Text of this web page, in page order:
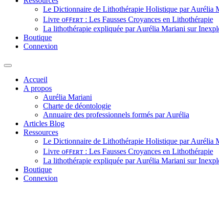
Le Dictionnaire de Lithothérapie Holistique par Aurélia
Livre ᴏꜰꜰᴇʀᴛ : Les Fausses Croyances en Lithothérapie
La lithothérapie expliquée par Aurélia Mariani sur
Boutique
Connexion
Accueil
A propos
Aurélia Mariani
Charte de déontologie
Annuaire des professionnels formés par Aurélia
Articles Blog
Ressources
Le Dictionnaire de Lithothérapie Holistique par Aurélia
Livre ᴏꜰꜰᴇʀᴛ : Les Fausses Croyances en Lithothérapie
La lithothérapie expliquée par Aurélia Mariani sur
Boutique
Connexion